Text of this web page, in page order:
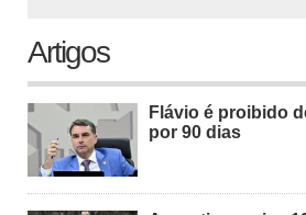
Artigos
Flávio é proibido
por 90 dias